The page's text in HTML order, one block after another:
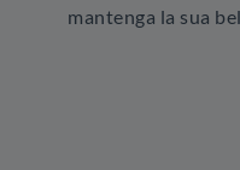
mantenga la sua